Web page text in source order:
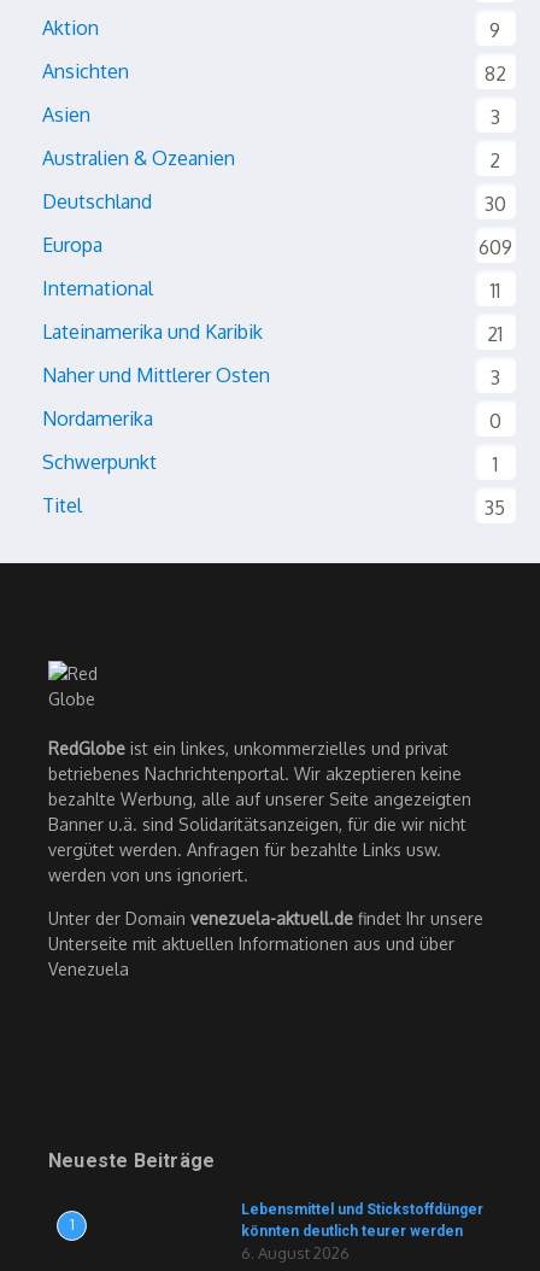
Aktion
9
Ansichten
82
Asien
3
Australien & Ozeanien
2
Deutschland
30
Europa
609
International
11
Lateinamerika und Karibik
21
Naher und Mittlerer Osten
3
Nordamerika
0
Schwerpunkt
1
Titel
35
RedGlobe ist ein linkes, unkommerzielles und privat
betriebenes Nachrichtenportal. Wir akzeptieren keine
bezahlte Werbung, alle auf unserer Seite angezeigten
Banner u.ä. sind Solidaritätsanzeigen, für die wir nicht
vergütet werden. Anfragen für bezahlte Links usw.
werden von uns ignoriert.
Unter der Domain venezuela-aktuell.de findet Ihr unsere
Unterseite mit aktuellen Informationen aus und über
Venezuela
Neueste Beiträge
1
Lebensmittel und Stickstoffdünger
könnten deutlich teurer werden
6. August 2026